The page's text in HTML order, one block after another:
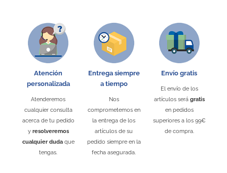
Atención
personalizada
Atenderemos
cualquier consulta
acerca de tu pedido
y resolveremos
cualquier dudaque
tengas.
Entrega siempre
a tiempo
Nos
comprometemos en
la entrega de los
artículos de su
pedido siempre en la
fecha asegurada.
Envío gratis
El envío de los
artículos será gratis
en pedidos
superiores a los 99€
de compra.